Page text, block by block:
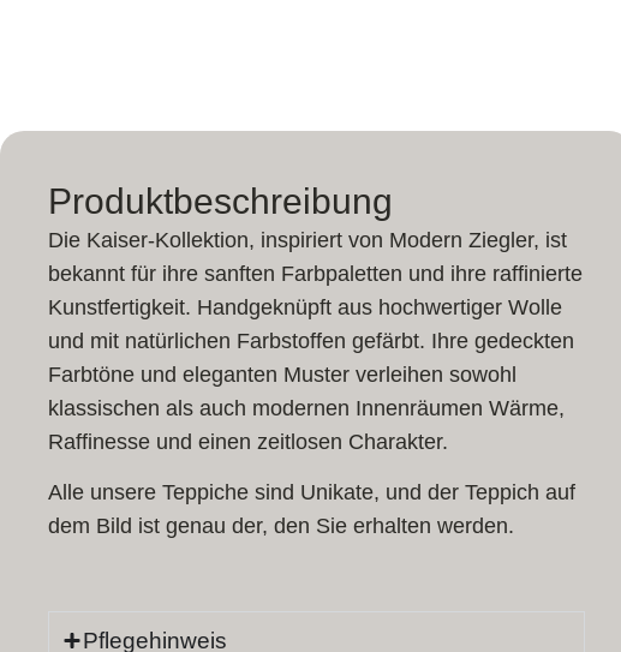
Produktbeschreibung
Die Kaiser-Kollektion, inspiriert von Modern Ziegler, ist
bekannt für ihre sanften Farbpaletten und ihre raffinierte
Kunstfertigkeit. Handgeknüpft aus hochwertiger Wolle
und mit natürlichen Farbstoffen gefärbt. Ihre gedeckten
Farbtöne und eleganten Muster verleihen sowohl
klassischen als auch modernen Innenräumen Wärme,
Raffinesse und einen zeitlosen Charakter.
Alle unsere Teppiche sind Unikate, und der Teppich auf
dem Bild ist genau der, den Sie erhalten werden.
Pflegehinweis